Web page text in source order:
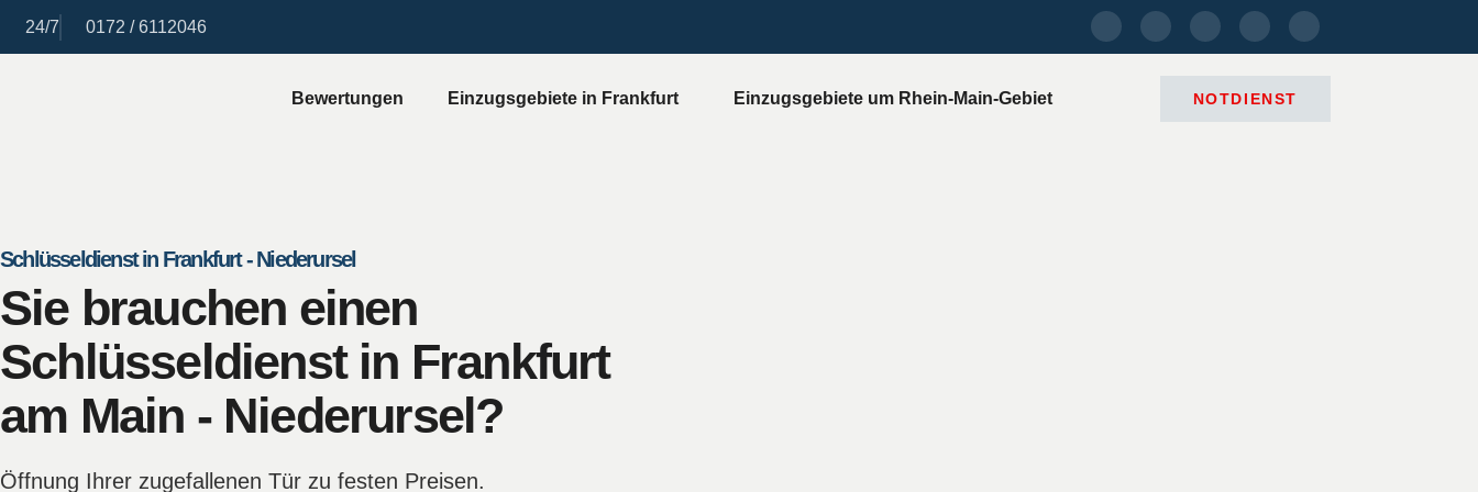
24/7 0172 / 6112046
Bewertungen Einzugsgebiete in Frankfurt Einzugsgebiete um Rhein-Main-Gebiet NOTDIENST
Schlüsseldienst in Frankfurt - Niederursel
Sie brauchen einen
Schlüsseldienst in Frankfurt
am Main - Niederursel?
Öffnung Ihrer zugefallenen Tür zu festen Preisen.